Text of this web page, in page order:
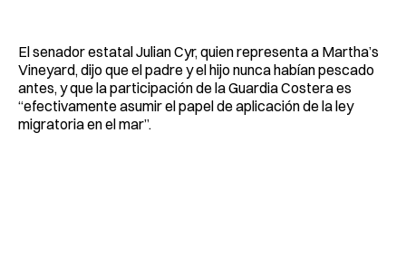
El senador estatal Julian Cyr, quien representa a Martha’s
Vineyard, dijo que el padre y el hijo nunca habían pescado
antes, y que la participación de la Guardia Costera es
“efectivamente asumir el papel de aplicación de la ley
migratoria en el mar”.